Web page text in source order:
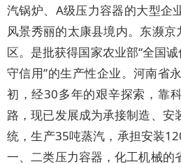
汽锅炉、A级压力容器的大型企
风景秀丽的太康县境内。东濒
区。是批获得国家农业部“全国
守信用”的生产性企业。河南省
初，经30多年的艰辛探索，靠
路，现已发展成为承接制造、安
统，生产35吨蒸汽，承担安装
一、二类压力容器，化工机械的